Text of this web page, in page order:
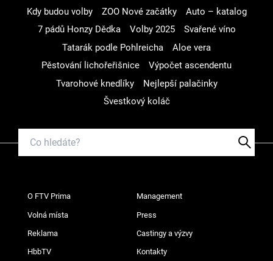
Kdy budou volby
ZOO Nové začátky
Auto – katalog
7 pádů Honzy Dědka
Volby 2025
Svařené víno
Tatarák podle Pohlreicha
Aloe vera
Pěstování lichořeřišnice
Výpočet ascendentu
Tvarohové knedlíky
Nejlepší palačinky
Švestkový koláč
O FTV Prima Management
Volná místa Press
Reklama Castingy a výzvy
HbbTV Kontakty